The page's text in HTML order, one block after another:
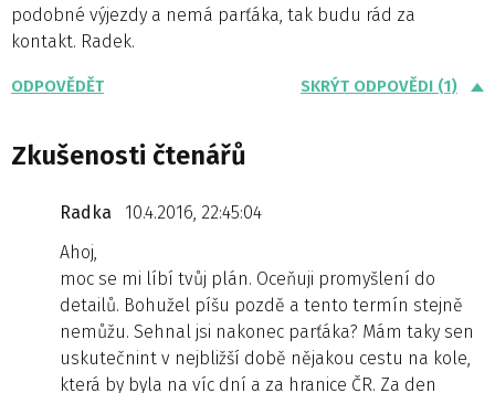
podobné výjezdy a nemá parťáka, tak budu rád za
kontakt. Radek.
ODPOVĚDĚT SKRÝT ODPOVĚDI (1)
Zkušenosti čtenářů
Radka
10.4.2016, 22:45:04
Ahoj,
moc se mi líbí tvůj plán. Oceňuji promyšlení do
detailů. Bohužel píšu pozdě a tento termín stejně
nemůžu. Sehnal jsi nakonec parťáka? Mám taky sen
uskutečnint v nejbližší době nějakou cestu na kole,
která by byla na víc dní a za hranice ČR. Za den